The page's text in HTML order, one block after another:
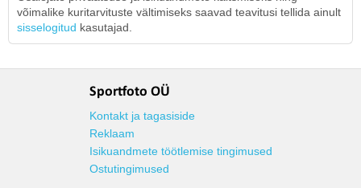
võimalike kuritarvituste vältimiseks saavad teavitusi tellida ainult
sisselogitud kasutajad.
Sportfoto OÜ
Kontakt ja tagasiside
Reklaam
Isikuandmete töötlemise tingimused
Ostutingimused